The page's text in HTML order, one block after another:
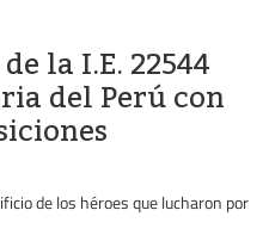
la I.E. 22544
del Perú con
de los héroes que lucharon por